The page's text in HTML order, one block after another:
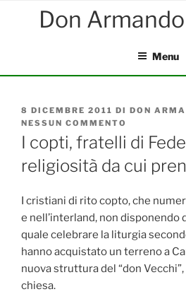
Menu
PUBBLICATO
IL
8 DICEMBRE 2011 DI DON
NESSUN COMMENTO
COPTI,
FRATELLI
DI
CON
UNA
DA
CUI
PRENDERE
ESEMPIO
I copti, fratelli di
religiosità da cui
I cristiani di rito copto, che
e nell’interland, non disponendo
quale celebrare la liturgia
hanno acquistato un terreno a
nuova struttura del “don
chiesa.